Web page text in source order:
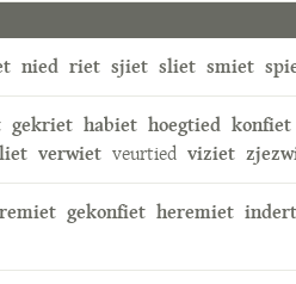
nied riet sjiet sliet smiet
gekriet habiet hoegtied konfiet
verwiet veurtied viziet
gekonfiet heremiet